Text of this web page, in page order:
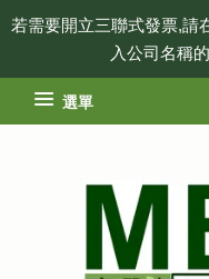
若需要開立三聯式發票,請
入公司名稱
選單